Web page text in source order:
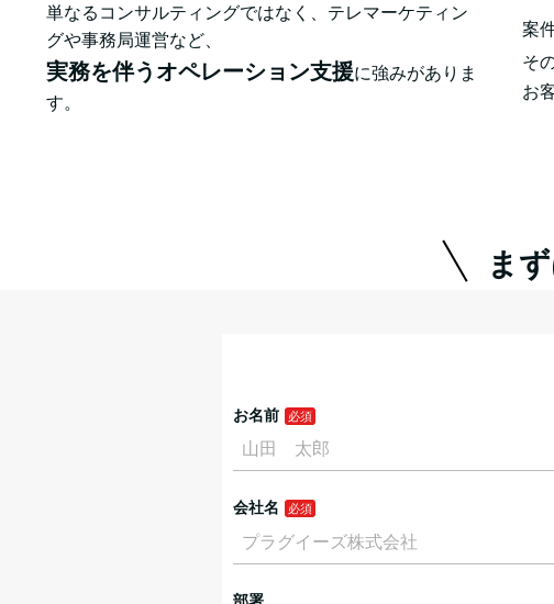
単なるコンサルティングではなく、テレマーケティン
グや事務局運営など、
実務を伴うオペレーション支援に強みがありま
す。
案
そ
お
ま